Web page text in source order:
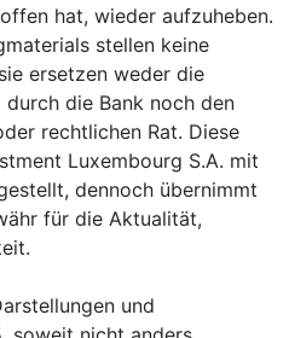
hat, wieder aufzuheben.
stellen keine
ersetzen weder die
die Bank noch den
rechtlichen Rat. Diese
Luxembourg S.A. mit
dennoch übernimmt
für die Aktualität,
und